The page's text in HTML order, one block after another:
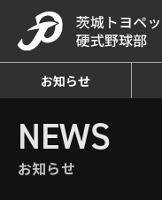
お知らせ
NEWS
お知らせ